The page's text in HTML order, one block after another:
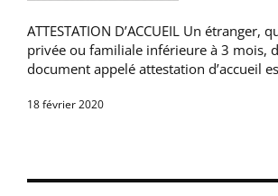
ATTESTATION D’ACCUEIL Un
privée ou familiale inférieure à 3 mois,
document appelé attestation d’accueil
18 février 2020